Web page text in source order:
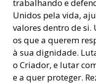
trabalhando e
Unidos pela vida,
valores dentro de
os que a querem
à sua dignidade.
o Criador, e lutar
e a quer proteger.